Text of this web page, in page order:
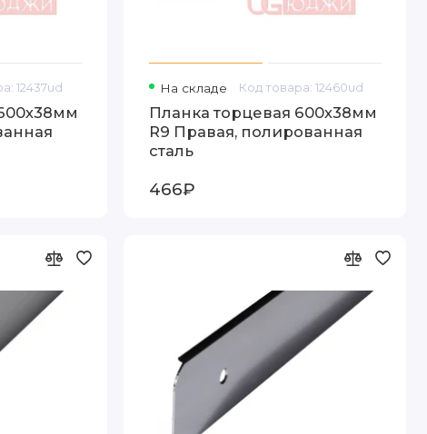
12437ud На складе Код товара: 12460ud
Планка торцевая 600х38мм
R9 Правая, полированная
сталь
466₽